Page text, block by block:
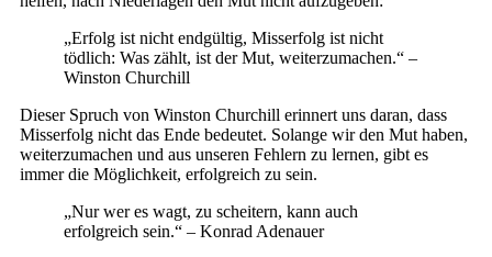
„Erfolg ist nicht endgültig, Misserfolg ist nicht
tödlich: Was zählt, ist der Mut, weiterzumachen.“ –
Winston Churchill
Dieser Spruch von Winston Churchill erinnert uns daran, dass
Misserfolg nicht das Ende bedeutet. Solange wir den Mut haben,
weiterzumachen und aus unseren Fehlern zu lernen, gibt es
immer die Möglichkeit, erfolgreich zu sein.
„Nur wer es wagt, zu scheitern, kann auch
erfolgreich sein.“ – Konrad Adenauer